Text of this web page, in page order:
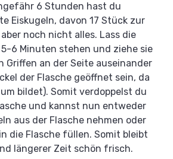
6 Stunden hast du
Eiskugeln, davon 17 Stück zur
noch nicht alles. Lass die
6 Minuten stehen und ziehe sie
Griffen an der Seite auseinander
der Flasche geöffnet sein, da
bildet). Somit verdoppelst du
und kannst nun entweder
aus der Flasche nehmen oder
die Flasche füllen. Somit bleibt
längerer Zeit schön frisch.